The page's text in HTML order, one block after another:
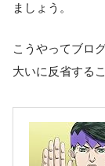
ましょう。
こうやってブロ
大いに反省する